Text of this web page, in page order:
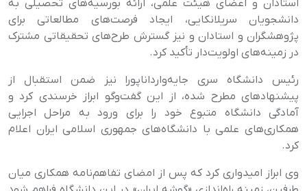
استادان و اعضای هیئت علمی، ارائه بورسیه‌های تحصیلی به
دانشجویان سریلانکایی، ایجاد فرصت‌های مطالعاتی برای
پژوهشگران و استادان و نیز گسترش طرح‌های تحقیقاتی مشترک
در زمینه‌های اولویت‌دار تأکید کرد.
رئیس دانشگاه سری جایه‌وارداناپورا نیز ضمن استقبال از
پیشنهادهای مطرح ‌شده، از این گفت‌وگو ابراز خرسندی کرد و
آمادگی دانشگاه متبوع خود را برای ورود به مراحل اجرایی
همکاری‌های علمی با دانشگاه‌های جمهوری اسلامی ایران اعلام
کرد.
وی ابراز امیدواری کرد که پس از امضای تفاهم‌نامه همکاری میان